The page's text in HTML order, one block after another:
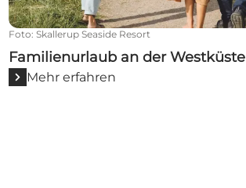
Foto: Skallerup Seaside Resort
Familienurlaub an der Westküste
Mehr erfahren